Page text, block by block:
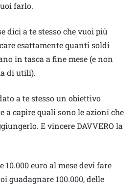
farlo.
dici a te stesso che vuoi più
esattamente quanti soldi
in tasca a fine mese (e non
di utili).
a te stesso un obiettivo
a capire quali sono le azioni che
E vincere DAVVERO la
10.000 euro al mese devi fare
guadagnare 100.000, delle